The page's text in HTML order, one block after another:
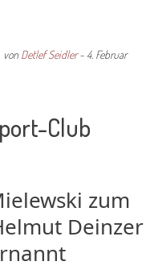
von Detlef Seidler- 4. Februar
Club
zum
Deinzer